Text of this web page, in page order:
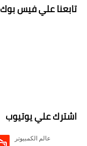
تابعنا علي فيس بوك
اشترك علي يوتيوب